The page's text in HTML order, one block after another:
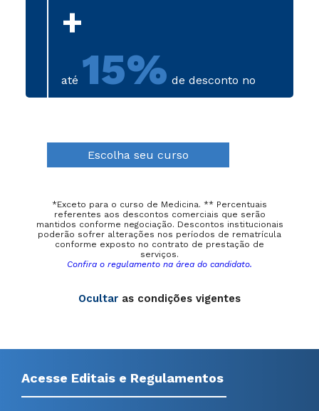
+
até 15% de desconto no
Escolha seu curso
*Exceto para o curso de Medicina. ** Percentuais
referentes aos descontos comerciais que serão
mantidos conforme negociação. Descontos institucionais
poderão sofrer alterações nos períodos de rematrícula
conforme exposto no contrato de prestação de
serviços.
Confira o regulamento na área do candidato.
Ocultar as condições vigentes
Acesse Editais e Regulamentos